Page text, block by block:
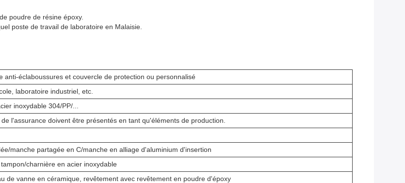
poudre de résine époxy.
poste de travail de laboratoire en Malaisie.
anti-éclaboussures et couvercle de protection ou personnalisé
laboratoire industriel, etc.
inoxydable 304/PP/...
l'assurance doivent être présentés en tant qu'éléments de production.
manche partagée en C/manche en alliage d'aluminium d'insertion
charnière en acier inoxydable
de vanne en céramique, revêtement avec revêtement en poudre d'époxy